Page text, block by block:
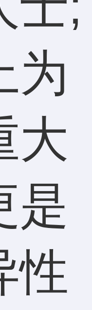
为
大
是
性